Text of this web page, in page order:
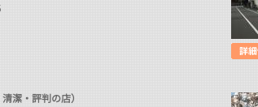
潔・評判の店）